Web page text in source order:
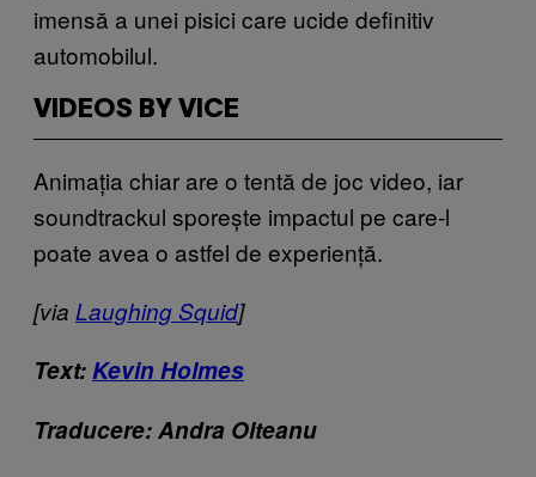
imensă a unei pisici care ucide definitiv
automobilul.
VIDEOS BY VICE
Animația chiar are o tentă de joc video, iar
soundtrackul sporește impactul pe care-l
poate avea o astfel de experiență.
[via Laughing Squid]
Text:Kevin Holmes
Traducere: Andra Olteanu